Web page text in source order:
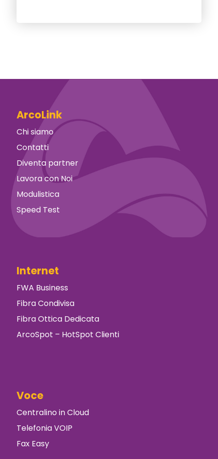
ArcoLink
Chi siamo
Contatti
Diventa partner
Lavora con Noi
Modulistica
Speed Test
Internet
FWA Business
Fibra Condivisa
Fibra Ottica Dedicata
ArcoSpot – HotSpot Clienti
Voce
Centralino in Cloud
Telefonia VOIP
Fax Easy